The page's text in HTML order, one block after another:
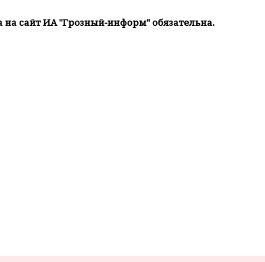
сайт ИА "Грозный-информ" обязательна.